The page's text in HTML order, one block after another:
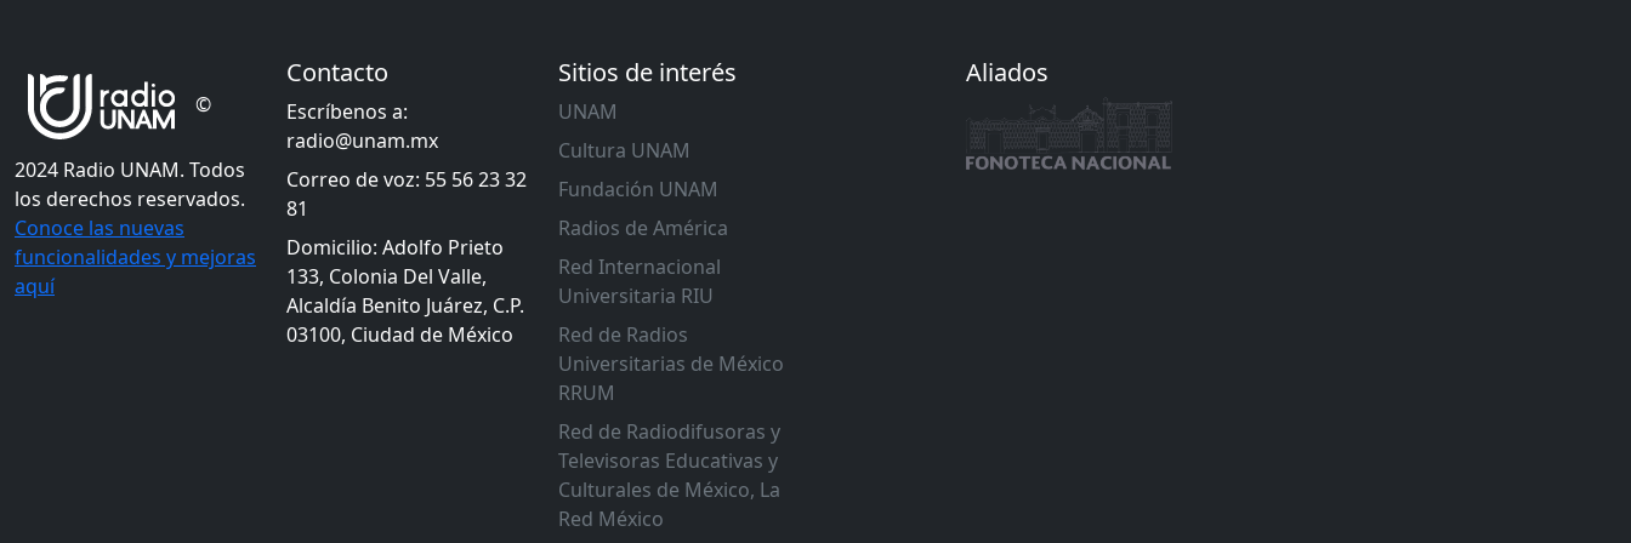
©
2024 Radio UNAM. Todos
los derechos reservados.
Conoce las nuevas
funcionalidades y mejoras
aquí
Contacto
Escríbenos a:
radio@unam.mx
Correo de voz: 55 56 23 32
81
Domicilio: Adolfo Prieto
133, Colonia Del Valle,
Alcaldía Benito Juárez, C.P.
03100, Ciudad de México
Sitios de interés
UNAM
Cultura UNAM
Fundación UNAM
Radios de América
Red Internacional
Universitaria RIU
Red de Radios
Universitarias de México
RRUM
Red de Radiodifusoras y
Televisoras Educativas y
Culturales de México, La
Red México
Aliados